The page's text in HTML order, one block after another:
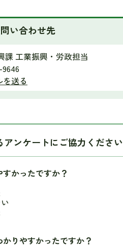
い合わせ先
課 工業振興・労政担当
送る
アンケートにご協力ください
かったですか？
りやすかったですか？